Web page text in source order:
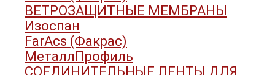
ВЕТРОЗАЩИТНЫЕ МЕМБРАНЫ
Изоспан
FarAcs (Факрас)
МеталлПрофиль
СОЕДИНИТЕЛЬНЫЕ ЛЕНТЫ ДЛЯ